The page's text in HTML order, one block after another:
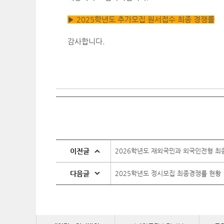
▶ 2025학년도 추가모집 원서접수 최종 경쟁률
감사합니다.
이전글 2026학년도 재외국민과 외국인전형 최
다음글 2025학년도 정시모집 최종경쟁률 현황